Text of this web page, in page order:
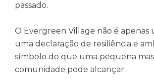
passado.
O Evergreen Village não é apenas
uma declaração de resiliência e
símbolo do que uma pequena
comunidade pode alcançar.